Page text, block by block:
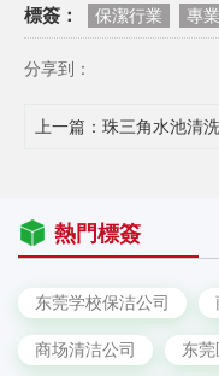
標簽： 保潔行業 專
分享到：
上一篇 ：珠三角水池清洗與水箱消毒：生活用水設施專業清潔維護
熱門標簽
东莞学校保洁公司
商场清洁公司 东莞